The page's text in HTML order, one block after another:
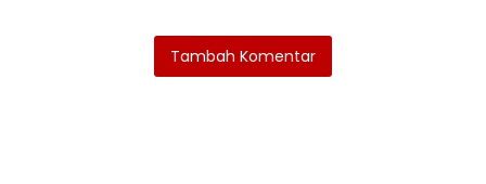
Tambah Komentar